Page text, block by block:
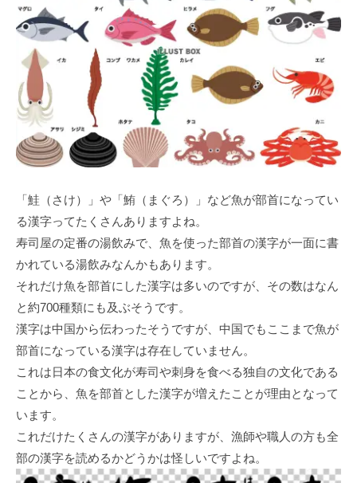
「鮭（さけ）」や「鮪（まぐろ）」など魚が部首になってい
る漢字ってたくさんありますよね。
寿司屋の定番の湯飲みで、魚を使った部首の漢字が一面に書
かれている湯飲みなんかもあります。
それだけ魚を部首にした漢字は多いのですが、その数はなん
と約700種類にも及ぶそうです。
漢字は中国から伝わったそうですが、中国でもここまで魚が
部首になっている漢字は存在していません。
これは日本の食文化が寿司や刺身を食べる独自の文化である
ことから、魚を部首とした漢字が増えたことが理由となって
います。
これだけたくさんの漢字がありますが、漁師や職人の方も全
部の漢字を読めるかどうかは怪しいですよね。